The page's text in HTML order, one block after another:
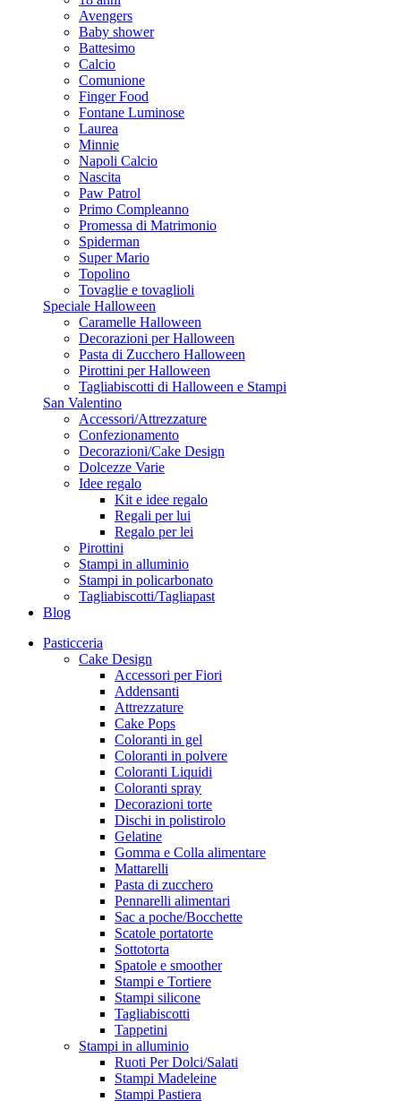
Avengers
Baby shower
Battesimo
Calcio
Comunione
Finger Food
Fontane Luminose
Laurea
Minnie
Napoli Calcio
Nascita
Paw Patrol
Primo Compleanno
Promessa di Matrimonio
Spiderman
Super Mario
Topolino
Tovaglie e tovaglioli
Speciale Halloween
Caramelle Halloween
Decorazioni per Halloween
Pasta di Zucchero Halloween
Pirottini per Halloween
Tagliabiscotti di Halloween e Stampi
San Valentino
Accessori/Attrezzature
Confezionamento
Decorazioni/Cake Design
Dolcezze Varie
Idee regalo
Kit e idee regalo
Regali per lui
Regalo per lei
Pirottini
Stampi in alluminio
Stampi in policarbonato
Tagliabiscotti/Tagliapast
Blog
Pasticceria
Cake Design
Accessori per Fiori
Addensanti
Attrezzature
Cake Pops
Coloranti in gel
Coloranti in polvere
Coloranti Liquidi
Coloranti spray
Decorazioni torte
Dischi in polistirolo
Gelatine
Gomma e Colla alimentare
Mattarelli
Pasta di zucchero
Pennarelli alimentari
Sac a poche/Bocchette
Scatole portatorte
Sottotorta
Spatole e smoother
Stampi e Tortiere
Stampi silicone
Tagliabiscotti
Tappetini
Stampi in alluminio
Ruoti Per Dolci/Salati
Stampi Madeleine
Stampi Pastiera